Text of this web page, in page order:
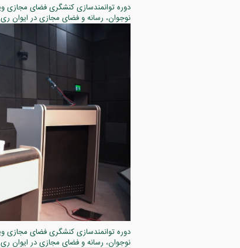
دوره توانمندسازی کنشگری فضای مجازی
نوجوان، رسانه و فضای مجازی در ایوان ری
دوره توانمندسازی کنشگری فضای مجازی
نوجوان، رسانه و فضای مجازی در ایوان ری